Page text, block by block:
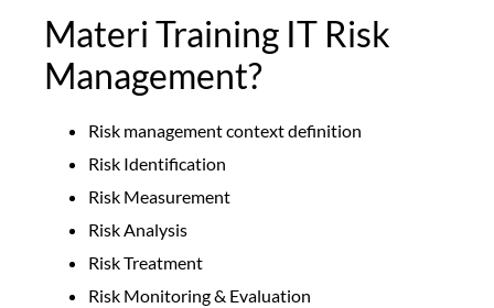
Materi Training IT Risk
Management?
Risk management context definition
Risk Identification
Risk Measurement
Risk Analysis
Risk Treatment
Risk Monitoring & Evaluation